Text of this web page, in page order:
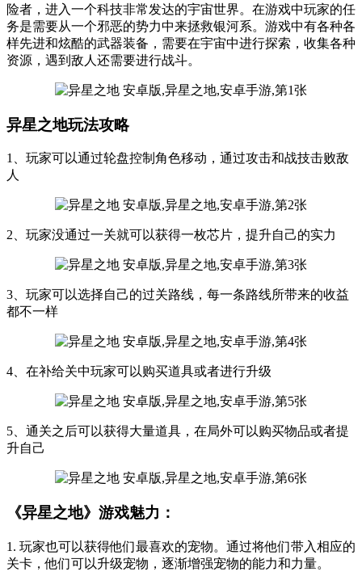
险者，进入一个科技非常发达的宇宙世界。在游戏中玩家的任
务是需要从一个邪恶的势力中来拯救银河系。游戏中有各种各
样先进和炫酷的武器装备，需要在宇宙中进行探索，收集各种
资源，遇到敌人还需要进行战斗。
异星之地玩法攻略
1、玩家可以通过轮盘控制角色移动，通过攻击和战技击败敌
人
2、玩家没通过一关就可以获得一枚芯片，提升自己的实力
3、玩家可以选择自己的过关路线，每一条路线所带来的收益
都不一样
4、在补给关中玩家可以购买道具或者进行升级
5、通关之后可以获得大量道具，在局外可以购买物品或者提
升自己
《异星之地》游戏魅力：
1. 玩家也可以获得他们最喜欢的宠物。通过将他们带入相应的
关卡，他们可以升级宠物，逐渐增强宠物的能力和力量。